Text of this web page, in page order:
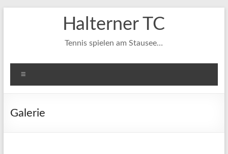
Halterner TC
Tennis spielen am Stausee…
Galerie